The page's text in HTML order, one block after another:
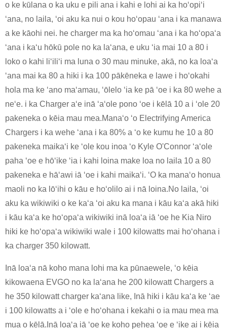
o ke kūlana o ka uku e pili ana i kahi e lohi ai ka hoʻopiʻi
ʻana, no laila, ʻoi aku ka nui o kou hoʻopau ʻana i ka manawa
a ke kāohi nei. he charger ma ka hoʻomau ʻana i ka hoʻopaʻa
ʻana i kaʻu hōkū pole no ka laʻana, e uku ʻia mai 10 a 80 i
loko o kahi liʻiliʻi ma luna o 30 mau minuke, akā, no ka loaʻa
ʻana mai ka 80 a hiki i ka 100 pākēneka e lawe i hoʻokahi
hola ma ke ʻano maʻamau, ʻōlelo ʻia ke pā ʻoe i ka 80 wehe a
neʻe. i ka Charger aʻe inā ʻaʻole pono ʻoe i kēlā 10 a i ʻole 20
pakeneka o kēia mau mea.Manaʻo ʻo Electrifying America
Chargers i ka wehe ʻana i ka 80% a ʻo ke kumu he 10 a 80
pakeneka maikaʻi ke ʻole kou inoa ʻo Kyle O'Connor ʻaʻole
paha ʻoe e hōʻike ʻia i kahi loina make loa no laila 10 a 80
pakeneka e hāʻawi iā ʻoe i kahi maikaʻi. ʻO ka manaʻo honua
maoli no ka lōʻihi o kāu e hoʻolilo ai i nā loina.No laila, ʻoi
aku ka wikiwiki o ke kaʻa ʻoi aku ka mana i kāu kaʻa akā hiki
i kāu kaʻa ke hoʻopaʻa wikiwiki inā loaʻa iā ʻoe he Kia Niro
hiki ke hoʻopaʻa wikiwiki wale i 100 kilowatts mai hoʻohana i
ka charger 350 kilowatt.
Inā loaʻa nā koho mana lohi ma ka pūnaewele, ʻo kēia
kikowaena EVGO no ka laʻana he 200 kilowatt Chargers a
he 350 kilowatt charger kaʻana like, Inā hiki i kāu kaʻa ke ʻae
i 100 kilowatts a i ʻole e hoʻohana i kekahi o ia mau mea ma
mua o kēlā.Inā loaʻa iā ʻoe ke koho pehea ʻoe e ʻike ai i kēia